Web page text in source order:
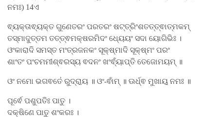
ନମଃ) 14ଏ
ଵ୍ୟକ୍ତାଵ୍ୟକ୍ତ ଗୁଣେତରଂ ପରତରଂ ଷଟ୍ତ୍ରିଂଶତତ୍ତ୍ଵାତ୍ମକମ୍
ତସ୍ମାଦୁତ୍ତମ ତତ୍ତ୍ଵମକ୍ଷରମିଦଂ ଧ୍ୟେୟଂ ସଦା ୟୋଗିଭିଃ ।
ଓଂକାରାଦି ସମସ୍ତ ମଂତ୍ରଜନକଂ ସୂକ୍ଷ୍ମାଦି ସୂକ୍ଷ୍ମଂ ପରଂ
ଶାଂତଂ ପଂଚମମୀଶ୍ଵରସ୍ୟ ଵଦନଂ ଖଂ​ଵ୍ୟାଁପ୍ତି ତେଜୋମୟମ୍ ॥
ଓଂ ନମୋ ଭଗଵତେ॑ ରୁଦ୍ରା॒ୟ ॥ ଓଂ-ଵାଁମ୍ ॥ ଊର୍ଧ୍ଵ ମୁଖାୟ॒ ନମଃ ॥
ପୂର୍ଵେ ପଶୁପତିଃ ପାତୁ ।
ଦକ୍ଷିଣେ ପାତୁ ଶଂକରଃ ।